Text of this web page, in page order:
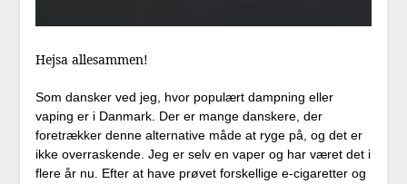
Hejsa allesammen!
Som dansker ved jeg, hvor populært dampning eller
vaping er i Danmark. Der er mange danskere, der
foretrækker denne alternative måde at ryge på, og det er
ikke overraskende. Jeg er selv en vaper og har været det i
flere år nu. Efter at have prøvet forskellige e-cigaretter og